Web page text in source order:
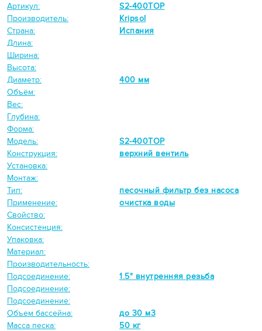
Артикул:
S2-400TOP
Производитель:
Kripsol
Страна:
Испания
Длина:
Ширина:
Высота:
Диаметр:
400 мм
Объём:
Вес:
Глубина:
Форма:
Модель:
S2-400TOP
Конструкция:
верхний вентиль
Установка:
Монтаж:
Тип:
песочный фильтр без насоса
Применение:
очистка воды
Свойство:
Консистенция:
Упаковка:
Материал:
Производительность:
Подсоединение:
1.5" внутренняя резьба
Подсоединение:
Подсоединение:
Объем бассейна:
до 30 м3
Масса песка:
50 кг